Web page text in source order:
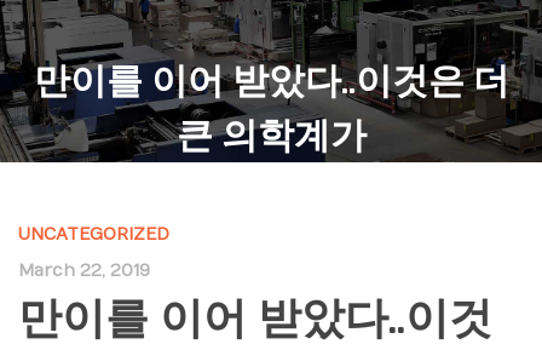
만이를 이어 받았다..이것은 더
큰 의학계가
UNCATEGORIZED
March 22, 2019
만이를 이어 받았다..이것